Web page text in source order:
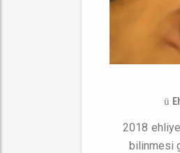
ü
2018
bilinmesi